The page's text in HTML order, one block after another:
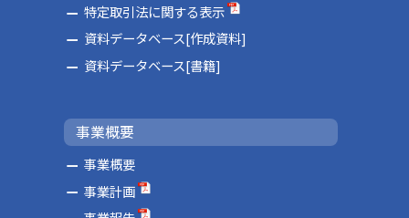
特定取引法に関する表示
資料データベース[作成資料]
資料データベース[書籍]
事業概要
事業概要
事業計画